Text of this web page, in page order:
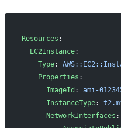
Resources :
  EC2Instance
:
    Type
:
    Properties
:
      ImageId
: ami-
      InstanceType
:
      NetworkInterfaces
: